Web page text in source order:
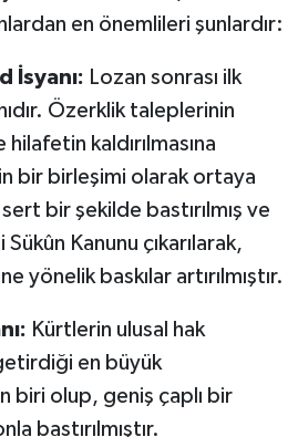
en önemlileri şunlardır:
İsyanı: Lozan sonrası ilk
Özerklik taleplerinin
kaldırılmasına
bir birleşimi olarak ortaya
sert bir şekilde bastırılmış ve
Kanunu çıkarılarak,
yönelik baskılar artırılmıştır.
Kürtlerin ulusal hak
en büyük
biri olup, geniş çaplı bir
bastırılmıştır.